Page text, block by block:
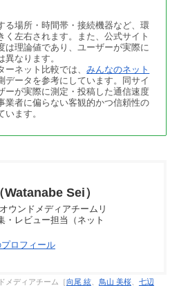
る場所・時間帯・接続機器など、環
く左右されます。また、公式サイト
は理論値であり、ユーザーが実際に
なります。
ーネット比較では、みんなのネット
データを参考にしています。同サイ
ーが実際に測定・投稿した通信速度
業者に偏らない客観的かつ信頼性の
ます。
Sei）
ウンドメディアチームリ
・レビュー担当（ネット
ロフィール
メディアチーム［向尾 絃、 鳥山 美桜、 七辺